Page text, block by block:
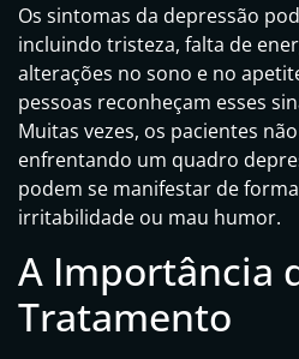
Os sintomas da depressão
incluindo tristeza, falta de
alterações no sono e no
pessoas reconheçam esses
Muitas vezes, os pacientes
enfrentando um quadro
podem se manifestar de
irritabilidade ou mau humor.
A Importância
Tratamento